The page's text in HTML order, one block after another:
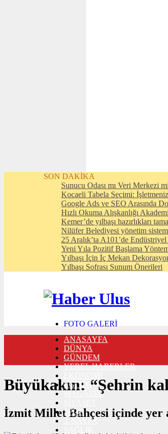
SON DAKİKA
Sunucu Odası mı Veri Merkezi
Kocaeli Tabela Seçimi:
Google Ads ve SEO Arasında
Hızlı Okuma Alışkanlığı
Kemer’de yılbaşı hazırlıkları
Nilüfer Belediyesi yönetim
25 Aralık’ta A101’de
Yeni Yıla Pozitif Başlama
Yılbaşı İçin İç Mekan
Yılbaşı Sofrası Sunum Önerileri
FOTO GALERİ
TRAFİK DURUMU
NÖBETÇİ ECZANELER
CANLI SONUÇLAR
BURÇLAR
İLETİŞİM
ANASAYFA
DÜNYA
GÜNDEM
YEREL HABERLER
EĞİTİM
MAGAZİN
SPOR
3. SAYFA
Büyükakın: “Şehrin
İzmit Millet Bahçesi içinde yer